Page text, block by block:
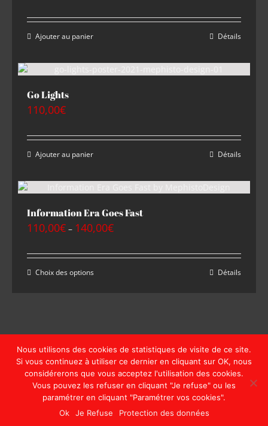
Ajouter au panier Détails
Go Lights
110,00€
Ajouter au panier Détails
Information Era Goes Fast
110,00€ – 140,00€
Choix des options Détails
Copyright © MephistoDesign | Tous droits réservés | Website by
MephistoDesign
Nous utilisons des cookies de statistiques de visite de ce site.
Si vous continuez à utiliser ce dernier en cliquant sur OK, nous
considérerons que vous acceptez l'utilisation des cookies.
Vous pouvez les refuser en cliquant "Je refuse" ou les
paramétrer en cliquant "Paramétrer vos cookies".
Ok
Je Refuse Protection des données